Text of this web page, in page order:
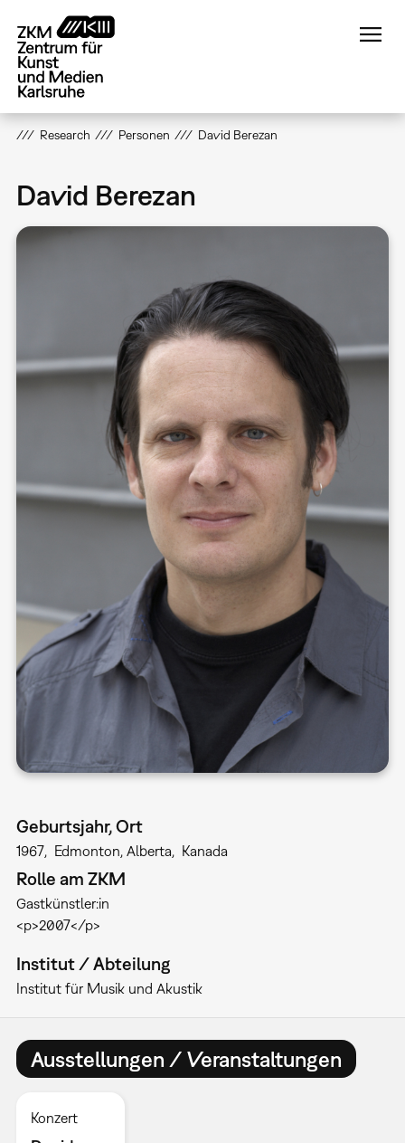
zum
Inhalt
Research Personen David Berezan
David Berezan
Geburtsjahr, Ort
1967 Edmonton, Alberta Kanada
Rolle am ZKM
Gastkünstler:in
<p>2007</p>
Institut / Abteilung
Institut für Musik und Akustik
Ausstellungen / Veranstaltungen
Konzert